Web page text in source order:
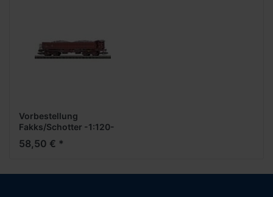
Vorbestellung
Fakks/Schotter -1:120-
***Busch News 01
2026***
58,50 € *